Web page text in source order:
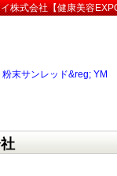
株式会社【健康美容
粉末サンレッド&reg; YM